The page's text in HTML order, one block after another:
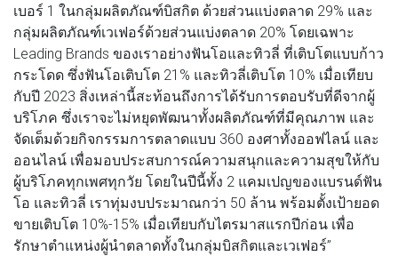
เบอร์ 1 ในกลุ่มผลิตภัณฑ์บิสกิต ด้วยส่วนแบ่งตลาด 29% และ
กลุ่มผลิตภัณฑ์เวเฟอร์ด้วยส่วนแบ่งตลาด 20% โดยเฉพาะ
Leading Brands ของเราอย่างฟันโอและทิวลี่ ที่เติบโตแบบก้าว
กระโดด ซึ่งฟันโอเติบโต 21% และทิวลี่เติบโต 10% เมื่อเทียบ
กับปี 2023 สิ่งเหล่านี้สะท้อนถึงการได้รับการตอบรับที่ดีจากผู้
บริโภค ซึ่งเราจะไม่หยุดพัฒนาทั้งผลิตภัณฑ์ที่มีคุณภาพ และ
จัดเต็มด้วยกิจกรรมการตลาดแบบ 360 องศาทั้งออฟไลน์ และ
ออนไลน์ เพื่อมอบประสบการณ์ความสนุกและความสุขให้กับ
ผู้บริโภคทุกเพศทุกวัย โดยในปีนี้ทั้ง 2 แคมเปญของแบรนด์ฟัน
โอ และทิวลี่ เราทุ่มงบประมาณกว่า 50 ล้าน พร้อมตั้งเป้ายอด
ขายเติบโต 10%-15% เมื่อเทียบกับไตรมาสแรกปีก่อน เพื่อ
รักษาตำแหน่งผู้นำตลาดทั้งในกลุ่มบิสกิตและเวเฟอร์”